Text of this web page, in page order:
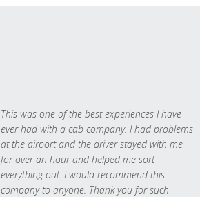
This was one of the best experiences I have
ever had with a cab company. I had problems
at the airport and the driver stayed with me
for over an hour and helped me sort
everything out. I would recommend this
company to anyone. Thank you for such